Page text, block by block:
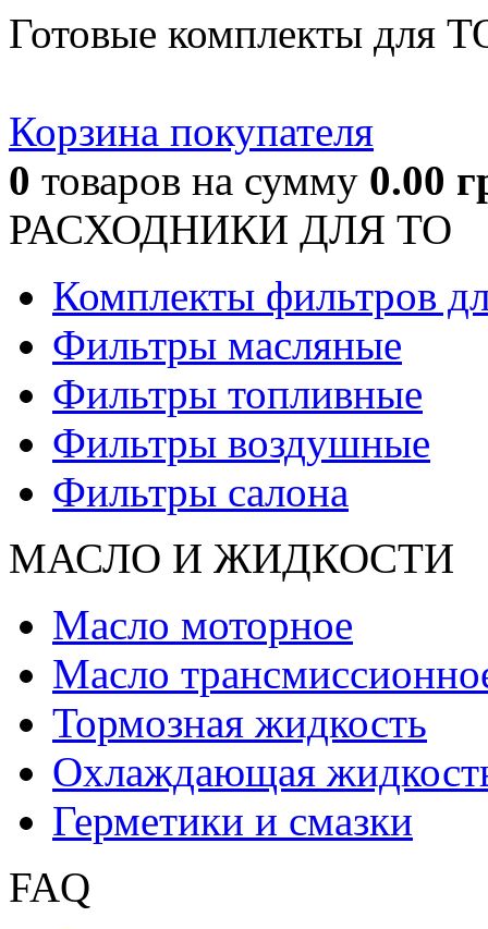
Готовые комплекты для
Корзина покупателя
0 товаров на сумму 0.00
РАСХОДНИКИ ДЛЯ ТО
Комплекты фильтров
Фильтры масляные
Фильтры топливные
Фильтры воздушные
Фильтры салона
МАСЛО И ЖИДКОCТИ
Масло моторное
Масло
Тормозная жидкость
Охлаждающая
Герметики и смазки
FAQ